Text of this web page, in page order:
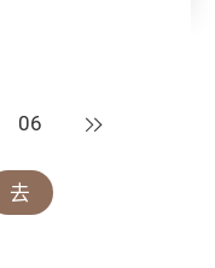
06 下一页
去